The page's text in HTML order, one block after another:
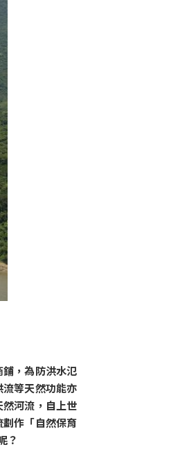
，為防洪水氾
等天然功能亦
河流，自上世
作「自然保育
？